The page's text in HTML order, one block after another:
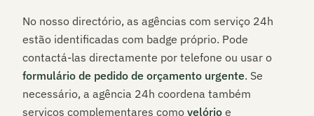
No nosso directório, as agências com serviço 24h
estão identificadas com badge próprio. Pode
contactá-las directamente por telefone ou usar o
formulário de pedido de orçamento urgente. Se
necessário, a agência 24h coordena também
serviços complementares como velório e